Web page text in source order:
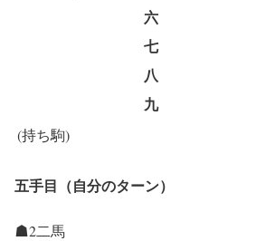
六
七
八
九
(持ち駒)
五手目（自分のターン）
☗2二馬